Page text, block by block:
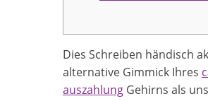
Dies Schreiben händisch
alternative Gimmick Ihres
auszahlung Gehirns als